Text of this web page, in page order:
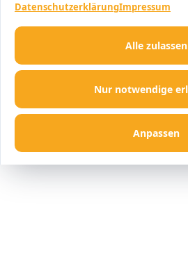
DatenschutzerklärungImpressum
Nur notwendige
Anpassen
Alle zulassen